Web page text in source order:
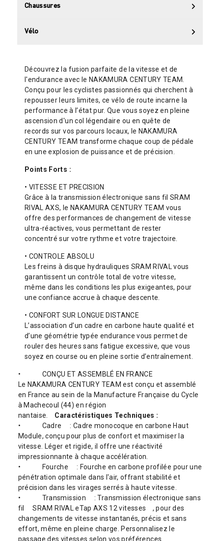
Chaussures
Vélo
Découvrez la fusion parfaite de la vitesse et de
l'endurance avec le NAKAMURA CENTURY TEAM.
Conçu pour les cyclistes passionnés qui cherchent à
repousser leurs limites, ce vélo de route incarne la
performance à l’état pur. Que vous soyez en pleine
ascension d'un col légendaire ou en quête de
records sur vos parcours locaux, le NAKAMURA
CENTURY TEAM transforme chaque coup de pédale
en une explosion de puissance et de précision.
Points Forts :
• VITESSE ET PRECISION
Grâce à la transmission électronique sans fil SRAM
RIVAL AXS, le NAKAMURA CENTURY TEAM vous
offre des performances de changement de vitesse
ultra-réactives, vous permettant de rester
concentré sur votre rythme et votre trajectoire.
• CONTROLE ABSOLU
Les freins à disque hydrauliques SRAM RIVAL vous
garantissent un contrôle total de votre vitesse,
même dans les conditions les plus exigeantes, pour
une confiance accrue à chaque descente.
• CONFORT SUR LONGUE DISTANCE
L’association d’un cadre en carbone haute qualité et
d’une géométrie typée endurance vous permet de
rouler des heures sans fatigue excessive, que vous
soyez en course ou en pleine sortie d’entraînement.
•
CONÇU ET ASSEMBLÉ EN FRANCE
Le NAKAMURA CENTURY TEAM est conçu et assemblé
en France au sein de la Manufacture Française du Cycle
à Machecoul (44) en région
nantaise.
Caractéristiques Techniques :
•
Cadre
: Cadre monocoque en carbone Haut
Module, conçu pour plus de confort et maximiser la
vitesse. Léger et rigide, il offre une réactivité
impressionnante à chaque accélération.
•
Fourche
: Fourche en carbone profilée pour une
pénétration optimale dans l'air, offrant stabilité et
précision dans les virages serrés à haute vitesse.
•
Transmission
: Transmission électronique sans
fil
SRAM RIVAL eTap AXS 12 vitesses
, pour des
changements de vitesse instantanés, précis et sans
effort, même en pleine charge. Personnalisez le
passage des vitesses selon vos préférences